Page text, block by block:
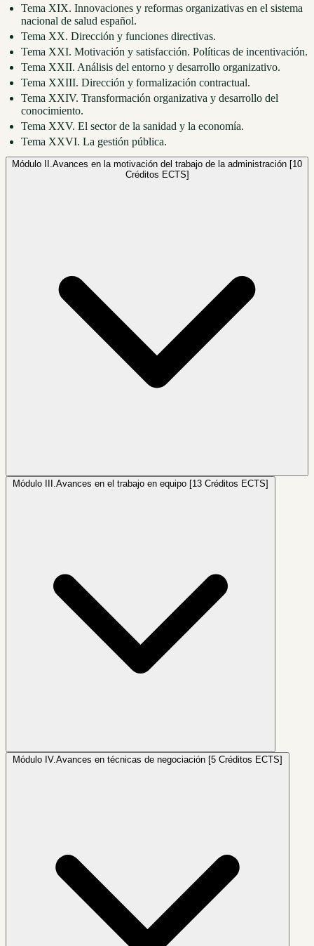
Tema XIX. Innovaciones y reformas organizativas en el sistema
nacional de salud español.
Tema XX. Dirección y funciones directivas.
Tema XXI. Motivación y satisfacción. Políticas de incentivación.
Tema XXII. Análisis del entorno y desarrollo organizativo.
Tema XXIII. Dirección y formalización contractual.
Tema XXIV. Transformación organizativa y desarrollo del
conocimiento.
Tema XXV. El sector de la sanidad y la economía.
Tema XXVI. La gestión pública.
Módulo II.Avances en la motivación del trabajo de la administración [10
Módulo III.
Módulo IV.